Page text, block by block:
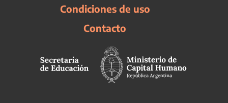
Condiciones de uso
Contacto